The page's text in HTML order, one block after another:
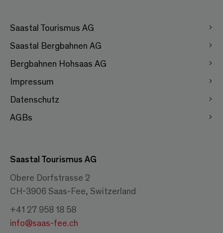
Saastal Tourismus AG
Saastal Bergbahnen AG
Bergbahnen Hohsaas AG
Impressum
Datenschutz
AGBs
Saastal Tourismus AG
Obere Dorfstrasse 2
CH-3906 Saas-Fee, Switzerland
+41 27 958 18 58
info@saas-fee.ch